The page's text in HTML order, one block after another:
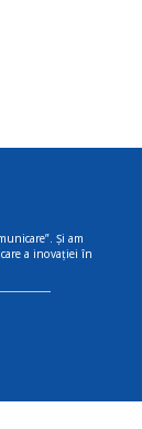
Și am
a inovației în